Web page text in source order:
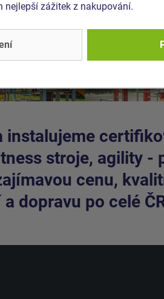
instalujeme
stroje, agility -
cenu,
dopravu po celé
nejlepší zážitek z nakupování.